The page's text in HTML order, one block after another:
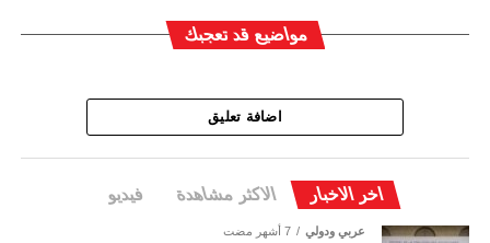
مواضيع قد تعجبك
اضافة تعليق
اخر الاخبار الاكثر مشاهدة فيديو
عربي ودولي 7 أشهر مضت